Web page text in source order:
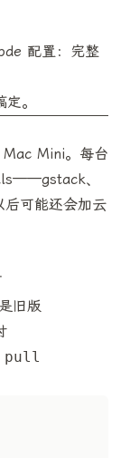
配置：完整
。
Mini。每台
、
可能还会加云
旧版